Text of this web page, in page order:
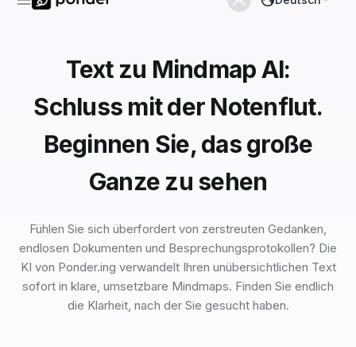
Text zu Mindmap AI:
Schluss mit der Notenflut.
Beginnen Sie, das große
Ganze zu sehen
Fühlen Sie sich überfordert von zerstreuten Gedanken,
endlosen Dokumenten und Besprechungsprotokollen? Die
KI von Ponder.ing verwandelt Ihren unübersichtlichen Text
sofort in klare, umsetzbare Mindmaps. Finden Sie endlich
die Klarheit, nach der Sie gesucht haben.